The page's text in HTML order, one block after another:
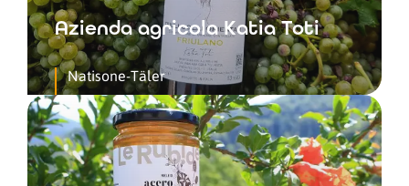
Azienda agricola Katia Toti
Natisone-Täler